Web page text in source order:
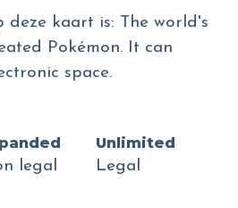
deze kaart is: The world's
Pokémon. It can
space.
legal
Unlimited
Legal